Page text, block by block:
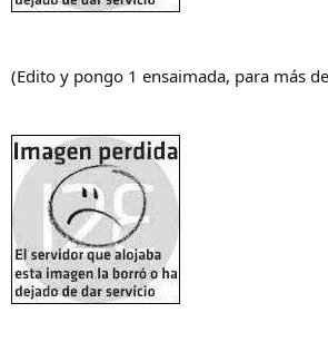
(Edito y pongo 1 ensaimada, para más